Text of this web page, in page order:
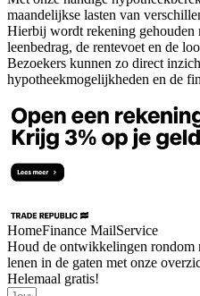
maandelijkse lasten van
Hierbij wordt rekening gehouden
leenbedrag, de rentevoet en de
Bezoekers kunnen zo direct
hypotheekmogelijkheden en de
HomeFinance MailService
Houd de ontwikkelingen rondom
lenen in de gaten met onze
Helemaal gratis!